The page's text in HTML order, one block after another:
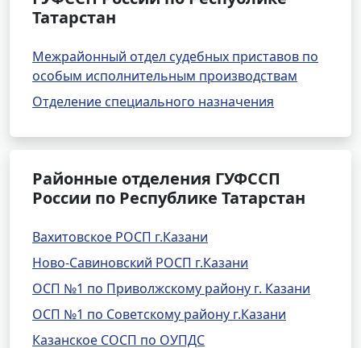
Татарстан
Межрайонный отдел судебных приставов по
особым исполнительным производствам
Отделение специального назначения
Районные отделения ГУФССП
России по Республике Татарстан
Вахитовское РОСП г.Казани
Ново-Савиновский РОСП г.Казани
ОСП №1 по Приволжскому району г. Казани
ОСП №1 по Советскому району г.Казани
Казанское СОСП по ОУПДС